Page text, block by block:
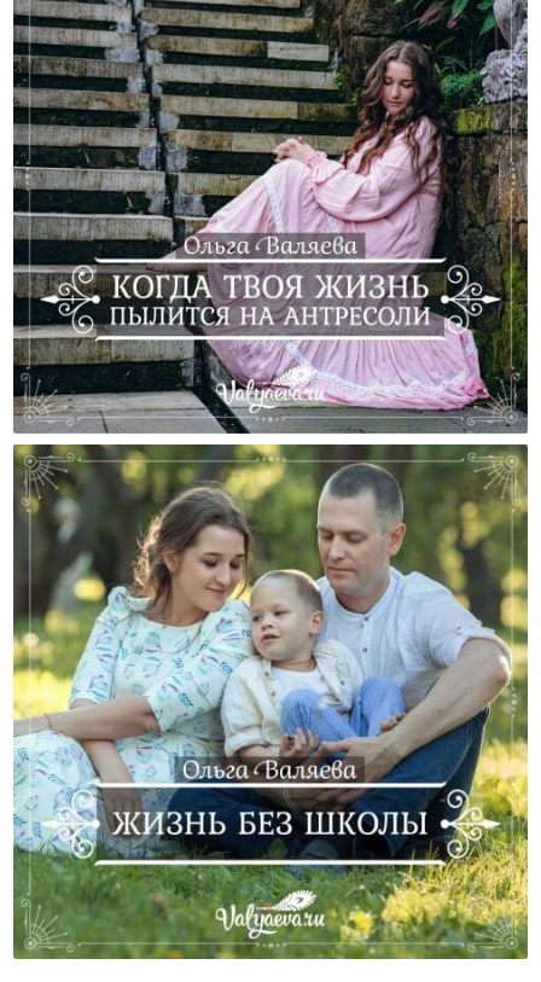
Когда Твоя Жизнь Пылится На Антресоли
Жизнь Без Школы